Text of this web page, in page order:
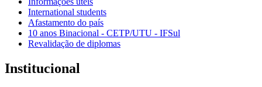
International students
Afastamento do país
10 anos Binacional - CETP/UTU - IFSul
Revalidação de diplomas
Institucional